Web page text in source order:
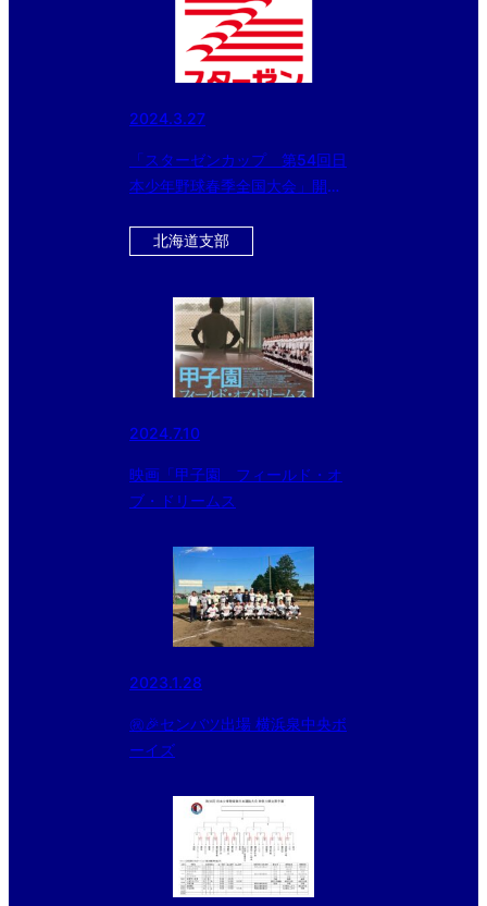
2024.3.27
「スターゼンカップ 第54回日
本少年野球春季全国大会」開
北海道支部
2024.7.10
映画「甲子園 フィールド・オ
ブ・ドリームス
2023.1.28
㊗️🎉センバツ出場 横浜泉中央ボ
ーイズ